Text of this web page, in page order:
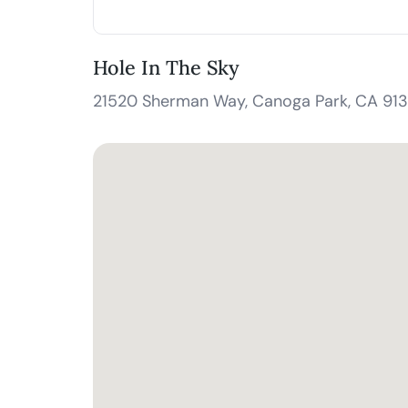
Hole In The Sky
21520 Sherman Way, Canoga Park, CA